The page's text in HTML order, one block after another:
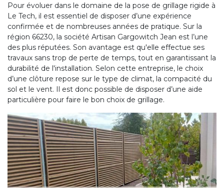
Pour évoluer dans le domaine de la pose de grillage rigide à
Le Tech, il est essentiel de disposer d’une expérience
confirmée et de nombreuses années de pratique. Sur la
région 66230, la société Artisan Gargowitch Jean est l’une
des plus réputées. Son avantage est qu'elle effectue ses
travaux sans trop de perte de temps, tout en garantissant la
durabilité de l'installation. Selon cette entreprise, le choix
d’une clôture repose sur le type de climat, la compacité du
sol et le vent. Il est donc possible de disposer d’une aide
particulière pour faire le bon choix de grillage.